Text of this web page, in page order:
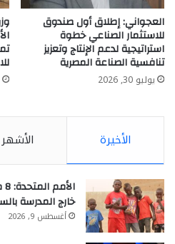
العجواني: إطلاق أول صندوق
للاستثمار الصناعي خطوة
استراتيجية لدعم الإنتاج وتعزيز
تنافسية الصناعة المصرية
يوليو 30, 2026
الأخيرة الأشهر
خارج المدرسة
أغسطس 9, 2026